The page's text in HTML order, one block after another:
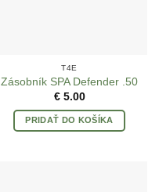
T4E
Zásobník SPA Defender .50
€5.00
PRIDAŤ DO KOŠÍKA